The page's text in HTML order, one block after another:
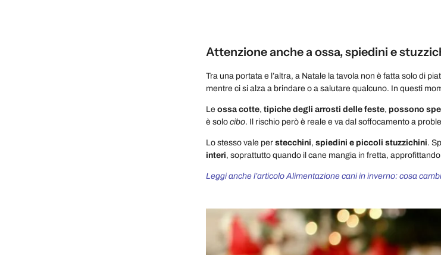
Attenzione anche a ossa, spiedini e
Tra una portata e l’altra, a Natale la tavola non è fatta solo di
mentre ci si alza a brindare o a salutare qualcuno. In questi
Le ossa cotte, tipiche degli arrosti delle feste, possono
è solo cibo. Il rischio però è reale e va dal soffocamento a
Lo stesso vale per stecchini, spiedini e piccoli stuzzichini.
interi, soprattutto quando il cane mangia in fretta,
Leggi anche l’articolo Alimentazione cani in inverno: cosa